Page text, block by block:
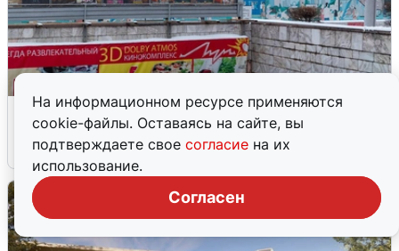
На информационном ресурсе применяются
cookie-файлы. Оставаясь на сайте, вы
подтверждаете свое согласие на их
использование.
Согласен
«Луч» объяснил отказ от «Колобка»
7 августа 0